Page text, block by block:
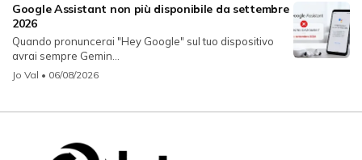
Google Assistant non più disponibile da settembre
2026
Quando pronuncerai "Hey Google" sul tuo dispositivo
avrai sempre Gemin...
Jo Val • 06/08/2026